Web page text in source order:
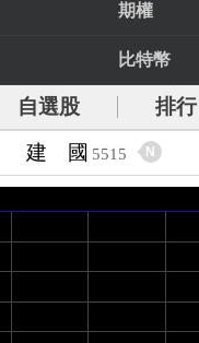
期權
比特幣
自選股 排行
建 國 5515 N